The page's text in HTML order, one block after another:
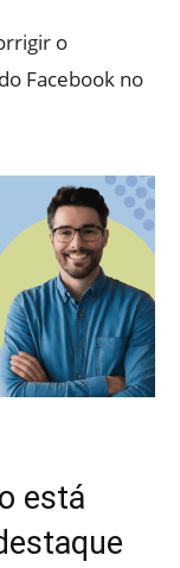
o
Facebook no
está